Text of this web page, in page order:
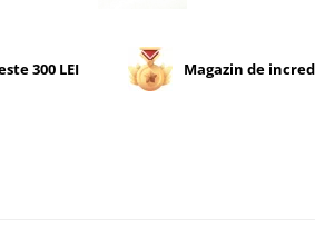
300 LEI Magazin de